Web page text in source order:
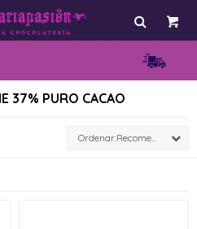
37% PURO CACAO
Recomendados